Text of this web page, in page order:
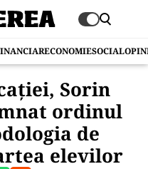
ECONOMIESOCIAL
Sorin
ordinul
de
elevilor